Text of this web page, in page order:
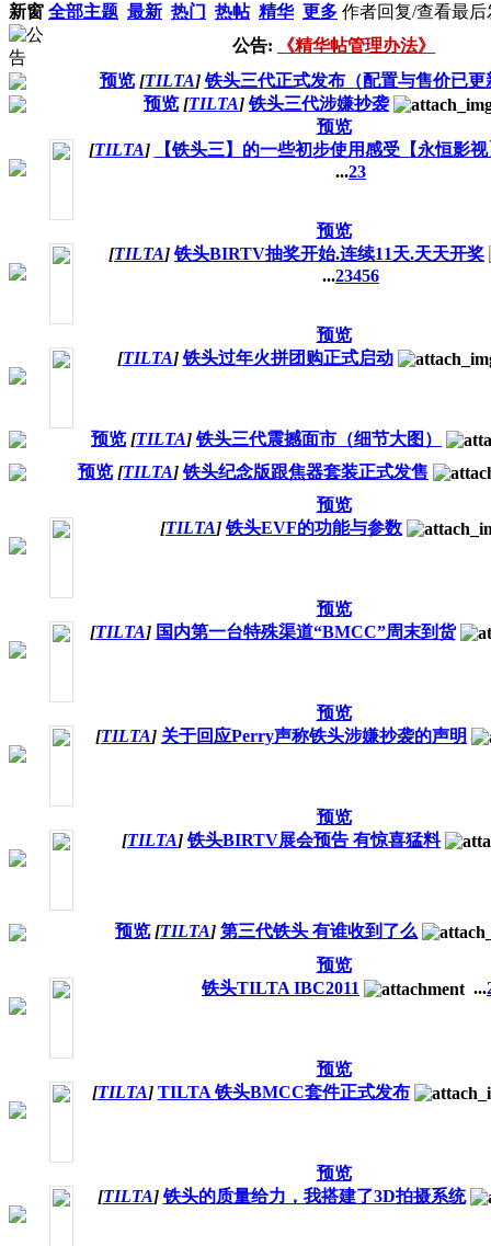
新窗 全部主题 最新 热门 热帖 精华 更多 作者回复/查看最后
公告:
《精华帖管理办法》
预览 [TILTA] 铁头三代正式发布（配置与售价已更
预览 [TILTA] 铁头三代涉嫌抄袭
预览
[TILTA]
【铁头三】的一些初步使用感受【永恒影视
...23
预览
[TILTA] 铁头BIRTV抽奖开始.连续11天.天天开奖
...23456
预览
[TILTA] 铁头过年火拼团购正式启动
预览 [TILTA] 铁头三代震撼面市（细节大图）
预览 [TILTA] 铁头纪念版跟焦器套装正式发售
预览
[TILTA] 铁头EVF的功能与参数
预览
[TILTA] 国内第一台特殊渠道“BMCC”周末到货
预览
[TILTA] 关于回应Perry声称铁头涉嫌抄袭的声明
预览
[TILTA] 铁头BIRTV展会预告 有惊喜猛料
预览 [TILTA] 第三代铁头 有谁收到了么
预览
铁头TILTA IBC2011
...
预览
[TILTA] TILTA 铁头BMCC套件正式发布
预览
[TILTA] 铁头的质量给力，我搭建了3D拍摄系统